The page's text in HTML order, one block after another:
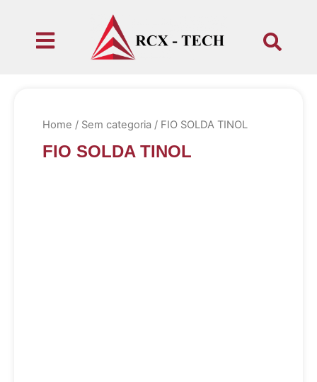
Home / Sem categoria / FIO SOLDA TINOL
FIO SOLDA TINOL